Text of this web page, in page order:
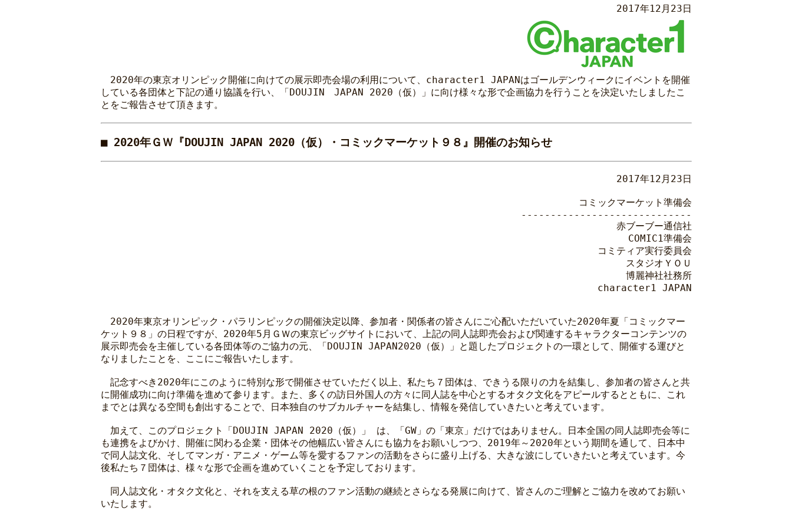
2017年12月23日
2020年の東京オリンピック開催に向けての展示即売会場の利用について、character1 JAPANはゴールデンウィークにイベントを開催
している各団体と下記の通り協議を行い、「DOUJIN JAPAN 2020（仮）」に向け様々な形で企画協力を行うことを決定いたしましたこ
とをご報告させて頂きます。
■ 2020年ＧＷ『DOUJIN JAPAN 2020（仮）・コミックマーケット９８』開催のお知らせ
2017年12月23日
コミックマーケット準備会
-----------------------------
赤ブーブー通信社
COMIC1準備会
コミティア実行委員会
スタジオＹＯＵ
博麗神社社務所
character1 JAPAN
2020年東京オリンピック・パラリンピックの開催決定以降、参加者・関係者の皆さんにご心配いただいていた2020年夏「コミックマー
ケット９８」の日程ですが、2020年5月ＧＷの東京ビッグサイトにおいて、上記の同人誌即売会および関連するキャラクターコンテンツの
展示即売会を主催している各団体等のご協力の元、「DOUJIN JAPAN2020（仮）」と題したプロジェクトの一環として、開催する運びと
なりましたことを、ここにご報告いたします。
記念すべき2020年にこのように特別な形で開催させていただく以上、私たち７団体は、できうる限りの力を結集し、参加者の皆さんと共
に開催成功に向け準備を進めて参ります。また、多くの訪日外国人の方々に同人誌を中心とするオタク文化をアピールするとともに、これ
までとは異なる空間も創出することで、日本独自のサブカルチャーを結集し、情報を発信していきたいと考えています。
加えて、このプロジェクト「DOUJIN JAPAN 2020（仮）」 は、「GW」の「東京」だけではありません。日本全国の同人誌即売会等に
も連携をよびかけ、開催に関わる企業・団体その他幅広い皆さんにも協力をお願いしつつ、2019年～2020年という期間を通して、日本中
で同人誌文化、そしてマンガ・アニメ・ゲーム等を愛するファンの活動をさらに盛り上げる、大きな波にしていきたいと考えています。今
後私たち７団体は、様々な形で企画を進めていくことを予定しております。
同人誌文化・オタク文化と、それを支える草の根のファン活動の継続とさらなる発展に向けて、皆さんのご理解とご協力を改めてお願い
いたします。